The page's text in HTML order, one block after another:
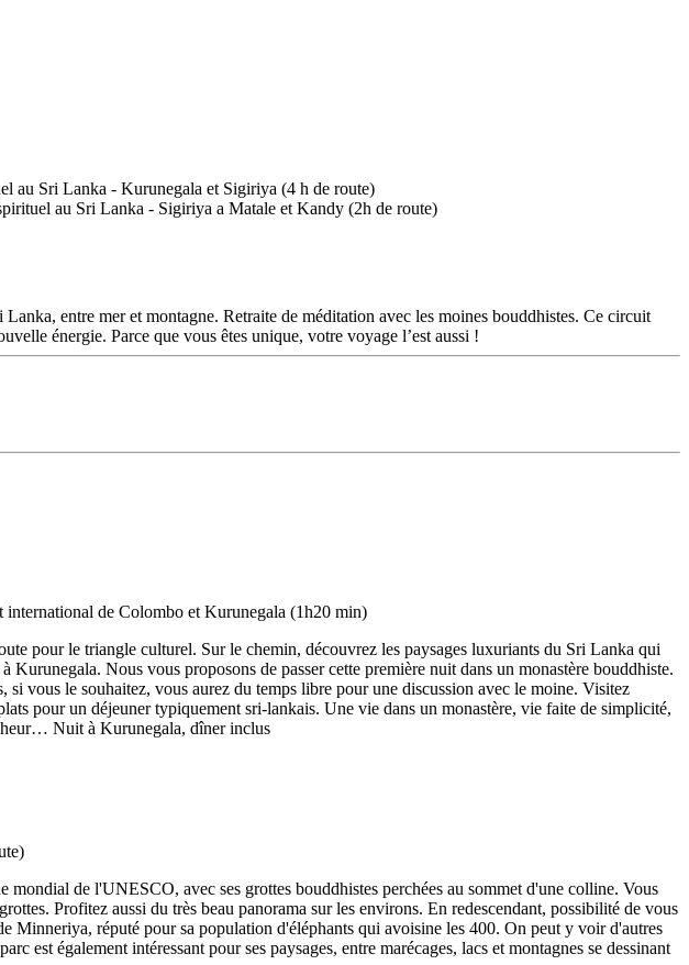
entre mer et montagne. Retraite de méditation avec les moines bouddhistes. Ce circuit
énergie. Parce que vous êtes unique, votre voyage l’est aussi !
pour le triangle culturel. Sur le chemin, découvrez les paysages luxuriants du Sri Lanka qui
Nous vous proposons de passer cette première nuit dans un monastère bouddhiste.
vous le souhaitez, vous aurez du temps libre pour une discussion avec le moine. Visitez
pour un déjeuner typiquement sri-lankais. Une vie dans un monastère, vie faite de simplicité,
Nuit à Kurunegala, dîner inclus
de l'UNESCO, avec ses grottes bouddhistes perchées au sommet d'une colline. Vous
Profitez aussi du très beau panorama sur les environs. En redescendant, possibilité de vous
Minneriya, réputé pour sa population d'éléphants qui avoisine les 400. On peut y voir d'autres
est également intéressant pour ses paysages, entre marécages, lacs et montagnes se dessinant